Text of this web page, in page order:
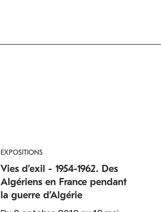
EXPOSITIONS
Vies d’exil - 1954-1962. Des
Algériens en France pendant
la guerre d’Algérie